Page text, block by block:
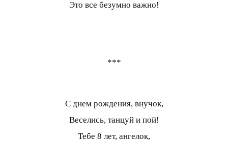
Это все безумно важно!
***
С днем рождения, внучок,
Веселись, танцуй и пой!
Тебе 8 лет, ангелок,